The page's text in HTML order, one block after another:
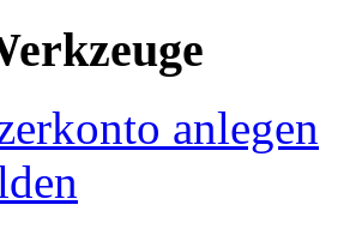
anlegen